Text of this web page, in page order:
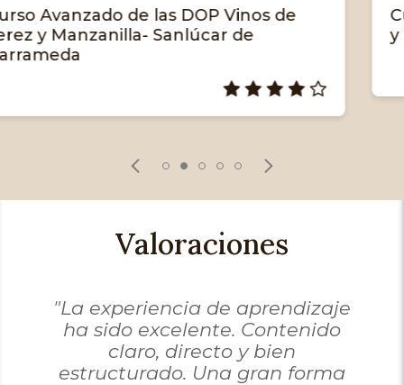
Curso Básico de las DOP Vinos de Jerez
y Manzanilla- Sanlúcar de Barrameda
4/5
Valoraciones
"Muy completo y
recomendable si quieres seguir
en el apasionante mundo del
Jerez."